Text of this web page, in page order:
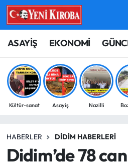
ASAYİŞ EKONOMİ
Kültür-sanat Asayiş Nazilli
HABERLER DIDIM HABERLERI
Didim’de 78
ASAYİŞ
BİLİM-TEKNOLOJİ
ÇEVRE
EĞİTİM
Aydın Nöbetçi Eczaneler
Aydın Hava Durumu
Aydin Namaz Vakitleri
Süper Lig Puan Durumu